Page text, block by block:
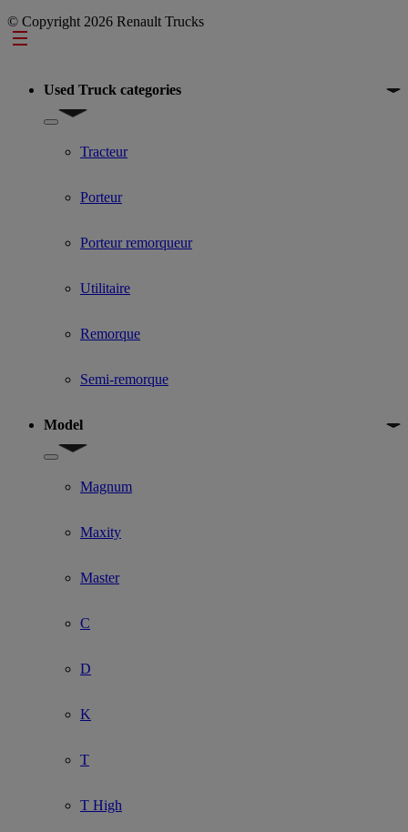
© Copyright 2026 Renault Trucks
Footer
Used Truck categories
Show submenu for Used Truck categories
Tracteur
Porteur
Porteur remorqueur
Utilitaire
Remorque
Semi-remorque
Model
Show submenu for Model
Magnum
Maxity
Master
C
D
K
T
T High